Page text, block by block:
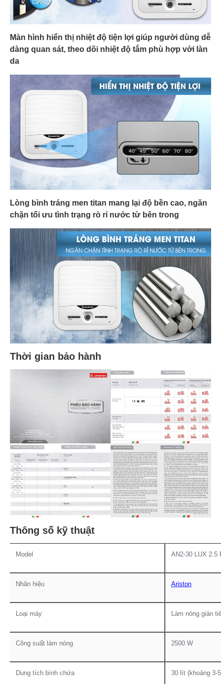
Màn hình hiển thị nhiệt độ tiện lợi giúp người dùng dễ
dàng quan sát, theo dõi nhiệt độ tắm phù hợp với làn
da
Lòng bình tráng men titan mang lại độ bền cao, ngăn
chặn tối ưu tình trạng rò rỉ nước từ bên trong
Thời gian bảo hành
Thông số kỹ thuật
Model AN2-30 LUX 2.5
Nhãn hiệu Ariston
Loại máy Làm nóng gián
Công suất làm nóng 2500 W
Dung tích bình chứa 30 lít (khoảng 3-